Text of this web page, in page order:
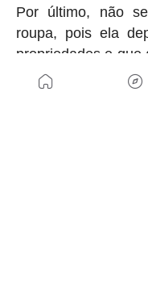
Por último, não
roupa, pois ela
propriedades e que
cause danos. Já